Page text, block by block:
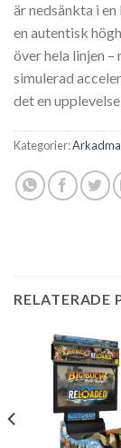
är nedsänkta i
en autentisk
över hela linjen
simulerad
det en
Kategorier:
RELATERADE